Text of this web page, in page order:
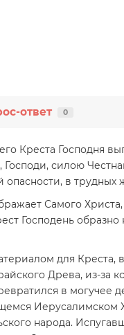
ответ 0
Креста Господня
силою
опасности, в
Самого
Господень
для Креста,
Древа, из-за
в могучее
Иерусалимском
народа.